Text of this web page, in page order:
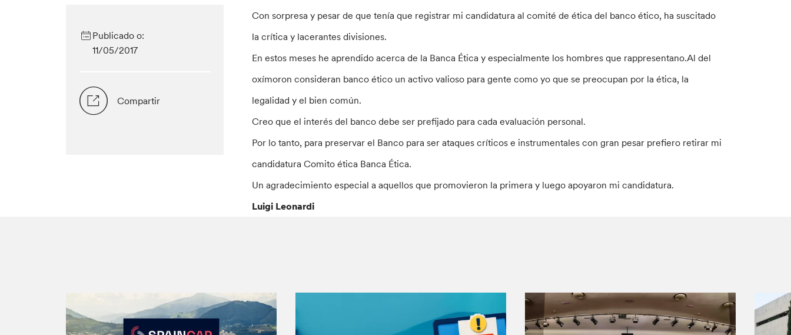
Publicado o:
11/05/2017
Compartir
Con sorpresa y pesar de que tenía que registrar mi candidatura al comité de ética del banco ético, ha suscitado
la crítica y lacerantes divisiones.
En estos meses he aprendido acerca de la Banca Ética y especialmente los hombres que rappresentano.Al del
oxímoron consideran banco ético un activo valioso para gente como yo que se preocupan por la ética, la
legalidad y el bien común.
Creo que el interés del banco debe ser prefijado para cada evaluación personal.
Por lo tanto, para preservar el Banco para ser ataques críticos e instrumentales con gran pesar prefiero retirar mi
candidatura Comito ética Banca Ética.
Un agradecimiento especial a aquellos que promovieron la primera y luego apoyaron mi candidatura.
Luigi Leonardi